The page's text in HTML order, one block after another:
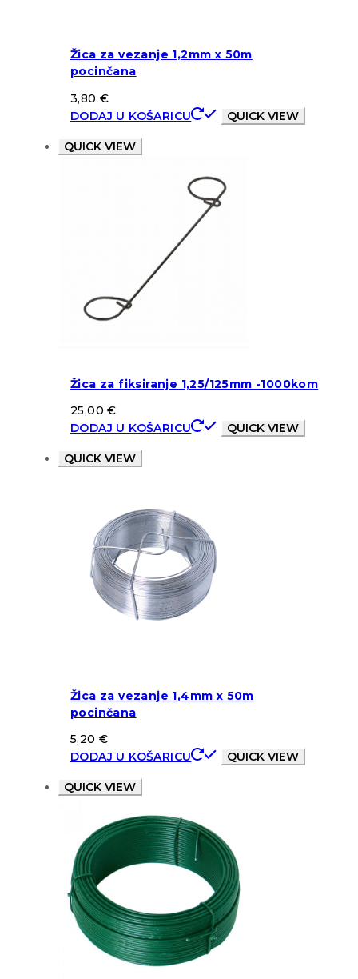
Žica za vezanje 1,2mm x 50m
pocinčana
3,80 €
DODAJ U KOŠARICU
QUICK VIEW
QUICK VIEW
Žica za fiksiranje 1,25/125mm -1000kom
25,00€
DODAJ U KOŠARICU
QUICK VIEW
QUICK VIEW
Žica za vezanje 1,4mm x 50m
pocinčana
5,20 €
DODAJ U KOŠARICU
QUICK VIEW
QUICK VIEW